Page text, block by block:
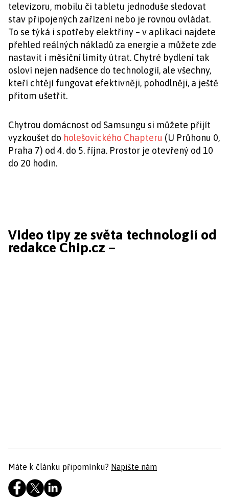
televizoru, mobilu či tabletu jednoduše sledovat
stav připojených zařízení nebo je rovnou ovládat.
To se týká i spotřeby elektřiny – v aplikaci najdete
přehled reálných nákladů za energie a můžete zde
nastavit i měsíční limity útrat. Chytré bydlení tak
osloví nejen nadšence do technologií, ale všechny,
kteří chtějí fungovat efektivněji, pohodlněji, a ještě
přitom ušetřit.
Chytrou domácnost od Samsungu si můžete přijít
vyzkoušet do holešovického Chapteru (U Průhonu 0,
Praha 7) od 4. do 5. října. Prostor je otevřený od 10
do 20 hodin.
Video tipy ze světa technologií od
redakce Chip.cz –
Máte k článku připomínku? Napište nám